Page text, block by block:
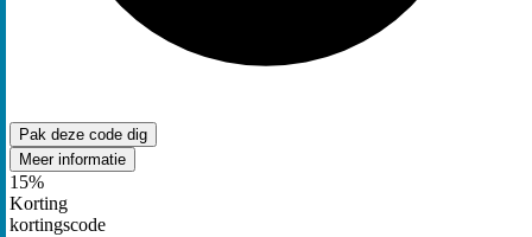
Pak deze code dig
Meer informatie
15%
Korting
kortingscode